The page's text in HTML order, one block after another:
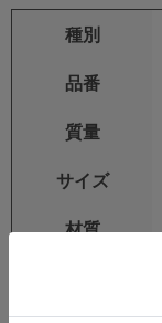
種別
品番
質量
サイズ
材質